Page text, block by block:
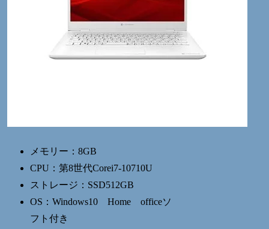
メモリー：8GB
CPU：第8世代Corei7-10710U
ストレージ：SSD512GB
OS：Windows10 Home officeソ
フト付き